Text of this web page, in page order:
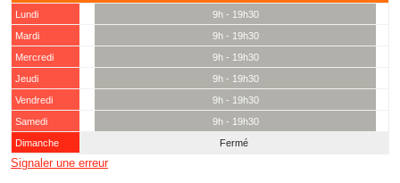
Lundi
9h - 19h30
Mardi
9h - 19h30
Mercredi
9h - 19h30
Jeudi
9h - 19h30
Vendredi
9h - 19h30
Samedi
9h - 19h30
Dimanche
Fermé
Signaler une erreur